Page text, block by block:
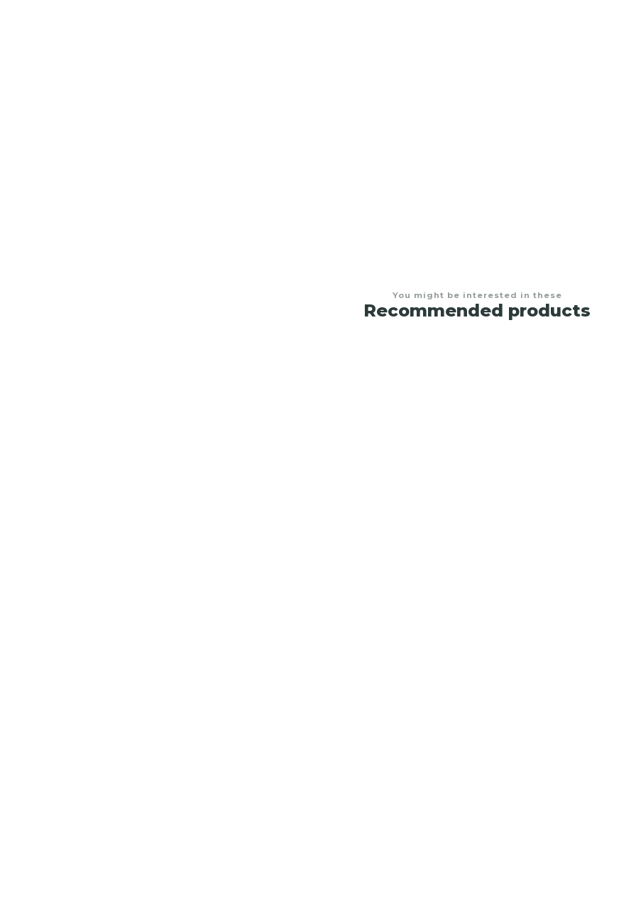
You might be interested in these
Recommended products